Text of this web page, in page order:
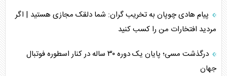
پیام هادی چوپان به تخریب گران: شما دلقک مجازی هستید | اگر
مردید افتخارات من را کسب کنید
درگذشت مسی؛ پایان یک دوره ۳۰ ساله در کنار اسطوره فوتبال
جهان